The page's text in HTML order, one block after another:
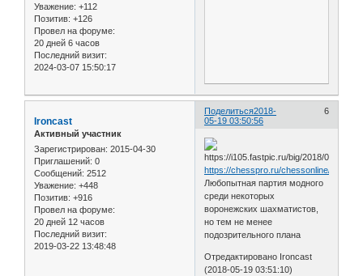
Уважение: +112
Позитив: +126
Провел на форуме:
20 дней 6 часов
Последний визит:
2024-03-07 15:50:17
Поделиться 6
2018-
05-19 03:50:56
Ironcast
Активный участник
Зарегистрирован: 2015-04-30
Приглашений: 0
Сообщений: 2512
Уважение: +448
Позитив: +916
Провел на форуме:
20 дней 12 часов
Последний визит:
2019-03-22 13:48:48
https://chesspro.ru/chessonline/app2/
Любопытная партия модного
среди некоторых
воронежских шахматистов,
но тем не менее
подозрительного плана
Отредактировано Ironcast
(2018-05-19 03:51:10)